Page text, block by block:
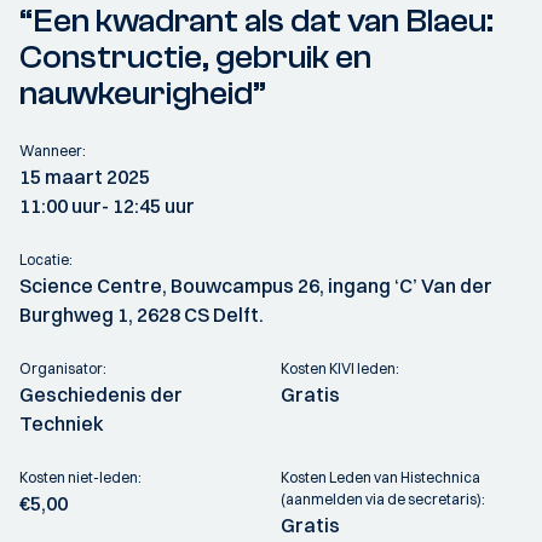
“Een kwadrant als dat van Blaeu:
Constructie, gebruik en
nauwkeurigheid”
Wanneer:
15 maart 2025
11:00 uur- 12:45 uur
Locatie:
Science Centre, Bouwcampus 26, ingang ‘C’ Van der
Burghweg 1, 2628 CS Delft.
Organisator:
Geschiedenis der
Techniek
Kosten KIVI leden:
Gratis
Kosten niet-leden:
€5,00
Kosten Leden van Histechnica
(aanmelden via de secretaris):
Gratis